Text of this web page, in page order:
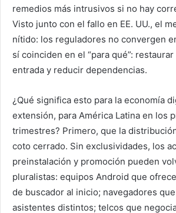
remedios más intrusivos si no hay
Visto junto con el fallo en EE. UU., el
nítido: los reguladores no convergen
sí coinciden en el “para qué”:
entrada y reducir dependencias.
¿Qué significa esto para la economía
extensión, para América Latina en los
trimestres? Primero, que la
coto cerrado. Sin exclusividades, los
preinstalación y promoción pueden
pluralistas: equipos Android que
de buscador al inicio; navegadores
asistentes distintos; telcos que